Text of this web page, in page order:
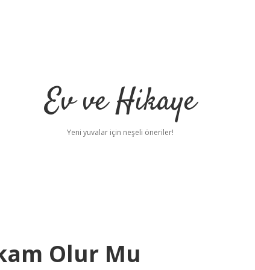
Ev ve Hikaye
Yeni yuvalar için neşeli öneriler!
Olur Mu